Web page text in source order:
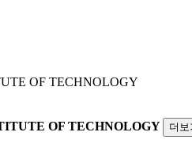
OF TECHNOLOGY
OF TECHNOLOGY 더보